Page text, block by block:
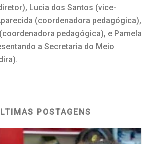
Lucia dos Santos (vice-
(coordenadora pedagógica),
pedagógica), e Pamela
a Secretaria do Meio
POSTAGENS